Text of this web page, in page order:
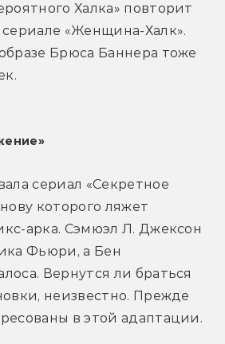
Халка» повторит
«Женщина-Халк».
Брюса Баннера тоже
сериал «Секретное
которого ляжет
арка. Сэмюэл Л. Джексон
Фьюри, а Бен
Вернутся ли браться
неизвестно. Прежде
в этой адаптации.